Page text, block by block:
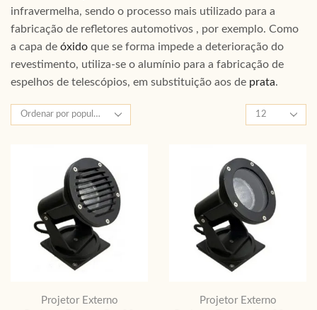
infravermelha, sendo o processo mais utilizado para a
fabricação de refletores automotivos , por exemplo. Como
a capa de óxido que se forma impede a deterioração do
revestimento, utiliza-se o alumínio para a fabricação de
espelhos de telescópios, em substituição aos de prata.
Produtos
Projetor Externo
Projetor Externo